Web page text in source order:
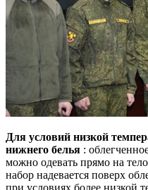
Для условий низкой
нижнего белья :
можно одевать прямо на
набор надевается поверх